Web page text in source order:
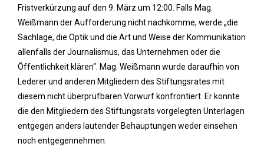
Fristverkürzung auf den 9. März um 12:00. Falls Mag.
Weißmann der Aufforderung nicht nachkomme, werde „die
Sachlage, die Optik und die Art und Weise der Kommunikation
allenfalls der Journalismus, das Unternehmen oder die
Öffentlichkeit klären“. Mag. Weißmann wurde daraufhin von
Lederer und anderen Mitgliedern des Stiftungsrates mit
diesem nicht überprüfbaren Vorwurf konfrontiert. Er konnte
die den Mitgliedern des Stiftungsrats vorgelegten Unterlagen
entgegen anders lautender Behauptungen weder einsehen
noch entgegennehmen.